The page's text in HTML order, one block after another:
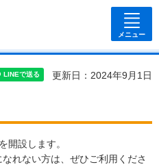
メニュー
更新日：2024年9月1日
開設します。
れない方は、ぜひご利用くださ